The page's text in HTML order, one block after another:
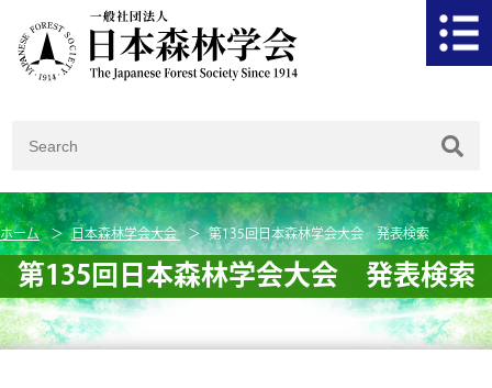
ホーム 日本森林学会大会 第135回日本森林学会大会 発表検索
第135回日本森林学会大会 発表検索